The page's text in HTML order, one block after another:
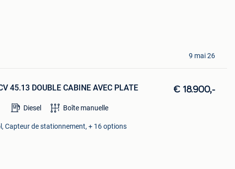
9 mai 26
45.13 DOUBLE CABINE AVEC PLATE € 18.900,-
Diesel Boîte manuelle
Capteur de stationnement, + 16 options